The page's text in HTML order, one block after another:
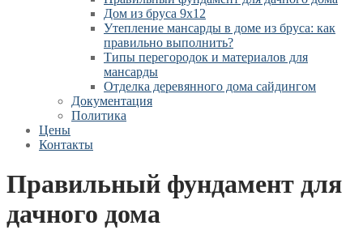
Дом из бруса 9х12
Утепление мансарды в доме из бруса: как
правильно выполнить?
Типы перегородок и материалов для
мансарды
Отделка деревянного дома сайдингом
Документация
Политика
Цены
Контакты
Правильный фундамент для
дачного дома